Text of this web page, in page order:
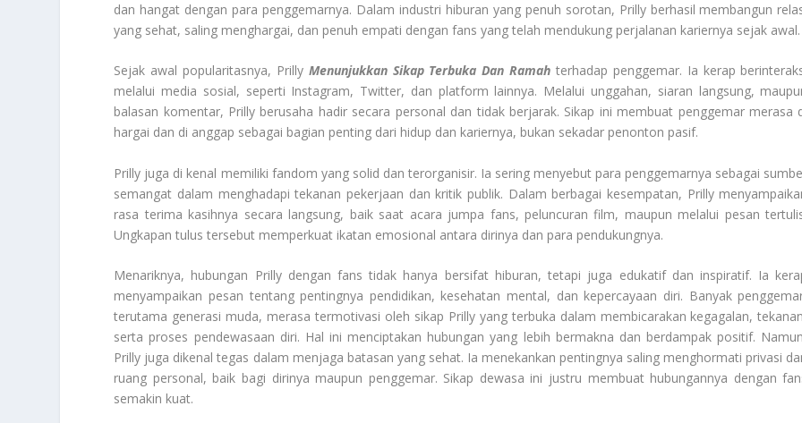
dan hangat dengan para penggemarnya. Dalam industri hiburan yang penuh sorotan, Prilly berhasil membangun
yang sehat, saling menghargai, dan penuh empati dengan fans yang telah mendukung perjalanan kariernya sejak awal.
Sejak awal popularitasnya, Prilly Menunjukkan Sikap Terbuka Dan Ramah terhadap penggemar. Ia kerap
melalui media sosial, seperti Instagram, Twitter, dan platform lainnya. Melalui unggahan, siaran langsung,
balasan komentar, Prilly berusaha hadir secara personal dan tidak berjarak. Sikap ini membuat penggemar merasa
hargai dan di anggap sebagai bagian penting dari hidup dan kariernya, bukan sekadar penonton pasif.
Prilly juga di kenal memiliki fandom yang solid dan terorganisir. Ia sering menyebut para penggemarnya sebagai
semangat dalam menghadapi tekanan pekerjaan dan kritik publik. Dalam berbagai kesempatan, Prilly
rasa terima kasihnya secara langsung, baik saat acara jumpa fans, peluncuran film, maupun melalui pesan
Ungkapan tulus tersebut memperkuat ikatan emosional antara dirinya dan para pendukungnya.
Menariknya, hubungan Prilly dengan fans tidak hanya bersifat hiburan, tetapi juga edukatif dan inspiratif. Ia
menyampaikan pesan tentang pentingnya pendidikan, kesehatan mental, dan kepercayaan diri. Banyak
terutama generasi muda, merasa termotivasi oleh sikap Prilly yang terbuka dalam membicarakan kegagalan,
serta proses pendewasaan diri. Hal ini menciptakan hubungan yang lebih bermakna dan berdampak positif.
Prilly juga dikenal tegas dalam menjaga batasan yang sehat. Ia menekankan pentingnya saling menghormati privasi
ruang personal, baik bagi dirinya maupun penggemar. Sikap dewasa ini justru membuat hubungannya dengan
semakin kuat.